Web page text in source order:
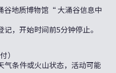
谷地质博物馆“ 大涌谷信息中
，开始时间前5分钟停止。
）
条件或火山状态，活动可能